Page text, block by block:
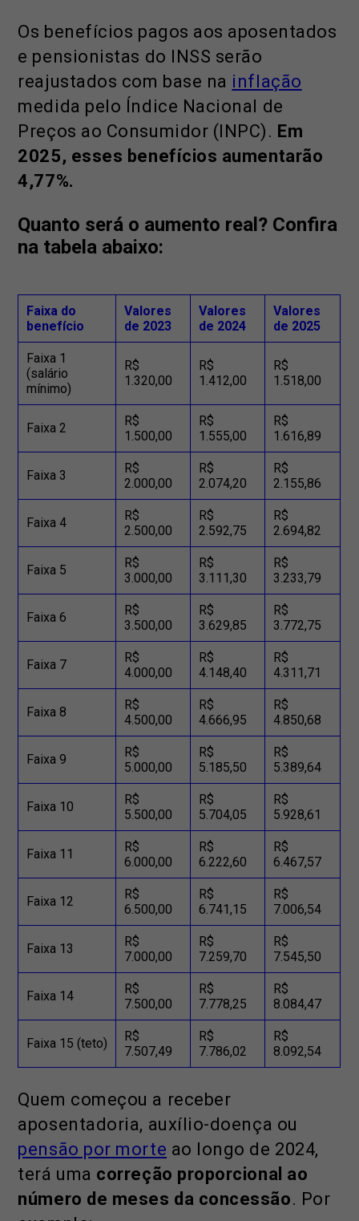
Os benefícios pagos aos aposentados
e pensionistas do INSS serão
reajustados com base na inflação
medida pelo Índice Nacional de
Preços ao Consumidor (INPC). Em
2025, esses benefícios aumentarão
4,77%.
Quanto será o aumento real? Confira
na tabela abaixo:
Faixa do
benefício
Valores
de 2023
Valores
de 2024
Valores
de 2025
Faixa 1
(salário
mínimo)
R$
1.320,00
R$
1.412,00
R$
1.518,00
Faixa 2
R$
1.500,00
R$
1.555,00
R$
1.616,89
Faixa 3
R$
2.000,00
R$
2.074,20
R$
2.155,86
Faixa 4
R$
2.500,00
R$
2.592,75
R$
2.694,82
Faixa 5
R$
3.000,00
R$
3.111,30
R$
3.233,79
Faixa 6
R$
3.500,00
R$
3.629,85
R$
3.772,75
Faixa 7
R$
4.000,00
R$
4.148,40
R$
4.311,71
Faixa 8
R$
4.500,00
R$
4.666,95
R$
4.850,68
Faixa 9
R$
5.000,00
R$
5.185,50
R$
5.389,64
Faixa 10
R$
5.500,00
R$
5.704,05
R$
5.928,61
Faixa 11
R$
6.000,00
R$
6.222,60
R$
6.467,57
Faixa 12
R$
6.500,00
R$
6.741,15
R$
7.006,54
Faixa 13
R$
7.000,00
R$
7.259,70
R$
7.545,50
Faixa 14
R$
7.500,00
R$
7.778,25
R$
8.084,47
Faixa 15 (teto)
R$
7.507,49
R$
7.786,02
R$
8.092,54
Quem começou a receber
aposentadoria, auxílio-doença ou
pensão por morte ao longo de 2024,
terá uma correção proporcional ao
número de meses da concessão. Por